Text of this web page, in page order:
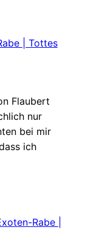
| Tottes
Flaubert
nur
bei mir
ich
Rabe |